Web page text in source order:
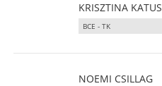
KRISZTINA KATUS
BCE - TK
NOEMI CSILLAG